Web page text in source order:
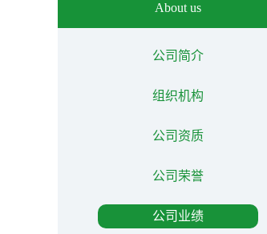
About us
公司简介
组织机构
公司资质
公司荣誉
公司业绩